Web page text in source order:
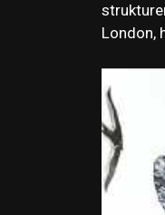
London,